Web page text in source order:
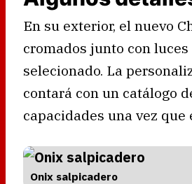
En su exterior, el nuevo
cromados junto con
selecionado. La
contará con un catálogo
capacidades una vez
Onix salpicadero